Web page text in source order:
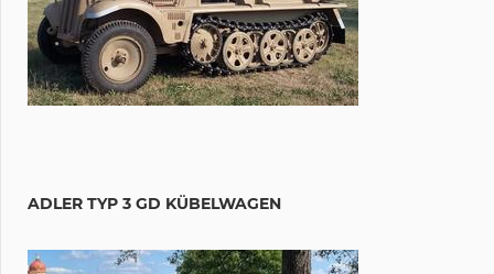
ADLER TYP 3 GD KÜBELWAGEN